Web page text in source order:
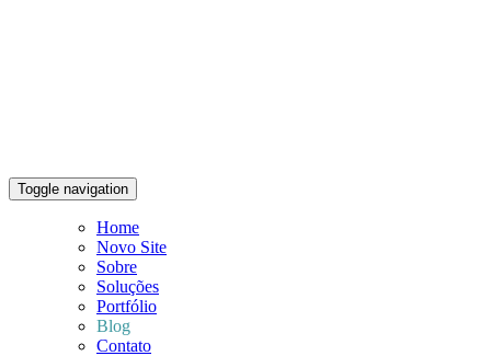
Toggle navigation
Home
Novo Site
Sobre
Soluções
Portfólio
Blog
Contato